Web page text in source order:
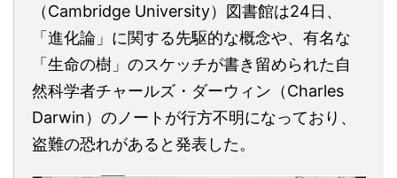
（Cambridge University）図書館は24日、
「進化論」に関する先駆的な概念や、有名な
「生命の樹」のスケッチが書き留められた自
然科学者チャールズ・ダーウィン（Charles
Darwin）のノートが行方不明になっており、
盗難の恐れがあると発表した。